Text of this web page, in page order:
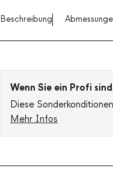
Beschreibung
Wenn Sie ein Profi
Diese
Mehr Infos